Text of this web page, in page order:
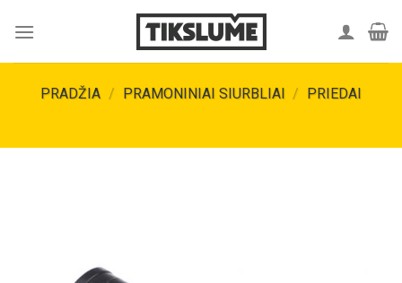
PRADŽIA / PRAMONINIAI SIURBLIAI / PRIEDAI